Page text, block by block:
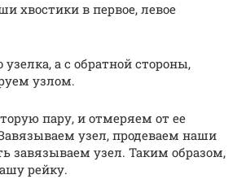
хвостики в первое, левое
а с обратной стороны,
узлом.
пару, и отмеряем от ее
узел, продеваем наши
завязываем узел. Таким образом,
рейку.